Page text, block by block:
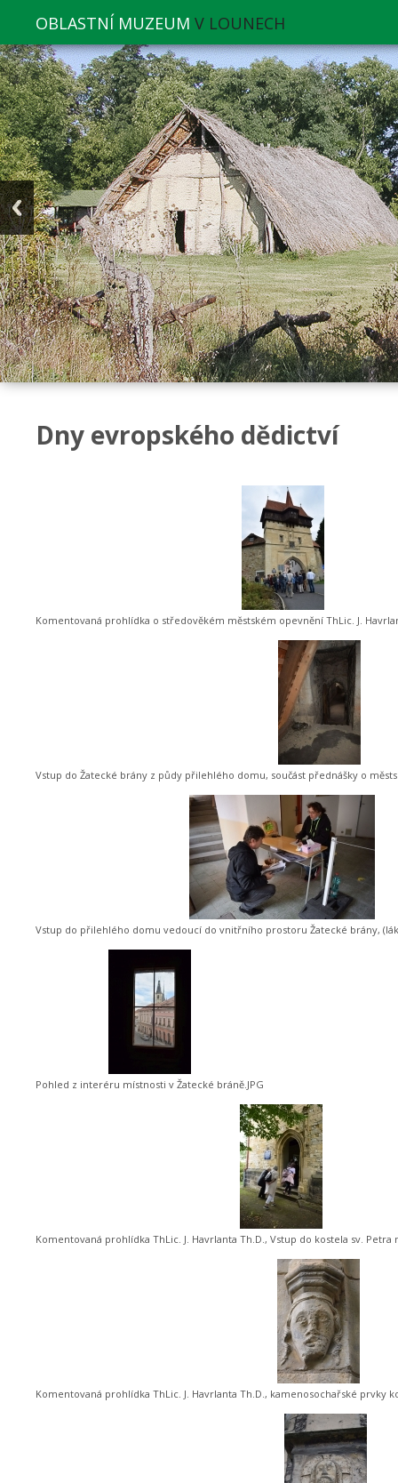
OBLASTNÍ MUZEUM V LOUNECH
Dny evropského dědictví
Komentovaná prohlídka o středověkém městském opevnění ThLic. J.
Vstup do Žatecké brány z půdy přilehlého domu, součást přednášky o
Vstup do přilehlého domu vedoucí do vnitřního prostoru Žatecké brány,
Pohled z interéru místnosti v Žatecké bráně.JPG
Komentovaná prohlídka ThLic. J. Havrlanta Th.D., Vstup do kostela sv. Petra
Komentovaná prohlídka ThLic. J. Havrlanta Th.D., kamenosochařské prvky